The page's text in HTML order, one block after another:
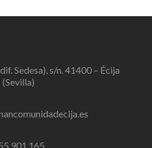
Sedesa), s/n. 41400 – Écija
(Sevilla)
901 165